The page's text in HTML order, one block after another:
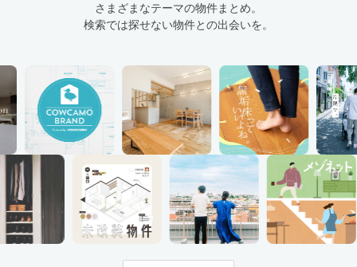
さまざまなテーマの物件まとめ。
検索では探せない物件との出会いを。